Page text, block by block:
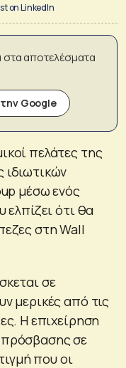
on LinkedIn
αποτελέσματα
Google
πελάτες της
ιδιωτικών
μέσω ενός
ελπίζει ότι θα
στη Wall
σε
μερικές από τις
Η επιχείρηση
σε
που οι